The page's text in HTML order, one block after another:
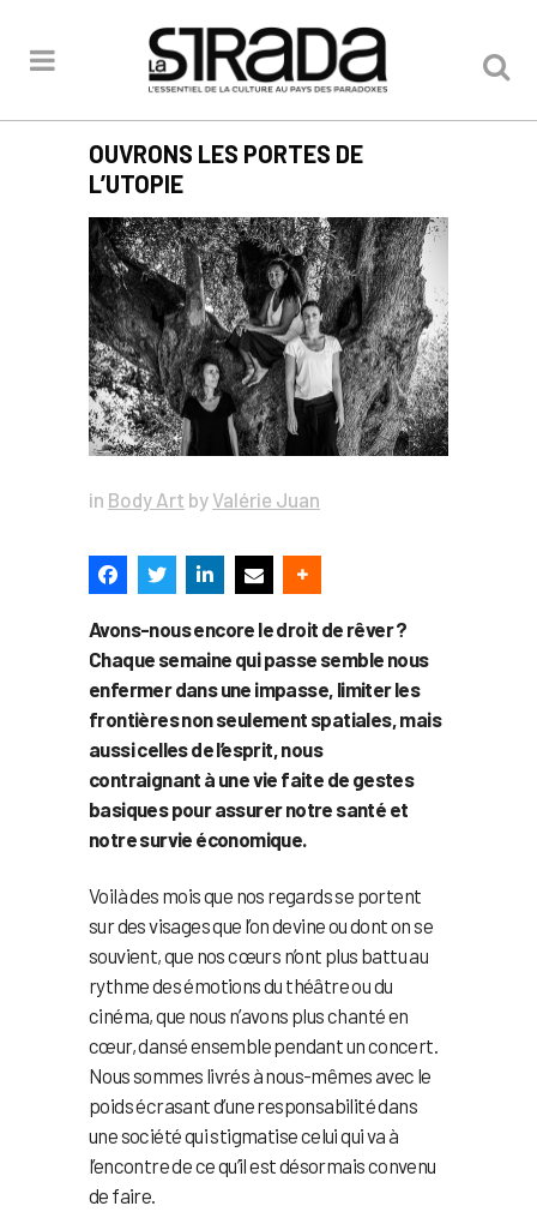
OUVRONS LES PORTES DE
L’UTOPIE
in Body Art by Valérie Juan
Avons-nous encore le droit de rêver ?
Chaque semaine qui passe semble nous
enfermer dans une impasse, limiter les
frontières non seulement spatiales, mais
aussi celles de l’esprit, nous
contraignant à une vie faite de gestes
basiques pour assurer notre santé et
notre survie économique.
Voilà des mois que nos regards se portent
sur des visages que l’on devine ou dont on se
souvient, que nos cœurs n’ont plus battu au
rythme des émotions du théâtre ou du
cinéma, que nous n’avons plus chanté en
cœur, dansé ensemble pendant un concert.
Nous sommes livrés à nous-mêmes avec le
poids écrasant d’une responsabilité dans
une société qui stigmatise celui qui va à
l’encontre de ce qu’il est désormais convenu
de faire.